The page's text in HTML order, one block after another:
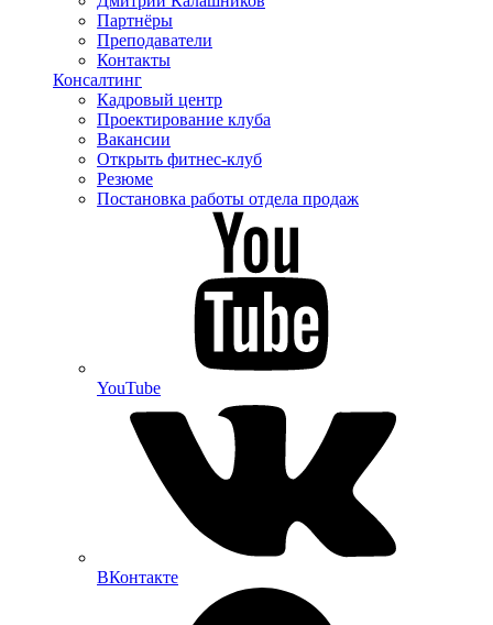
Партнёры
Преподаватели
Контакты
Консалтинг
Кадровый центр
Проектирование клуба
Вакансии
Открыть фитнес-клуб
Резюме
Постановка работы отдела продаж
YouTube
ВКонтакте